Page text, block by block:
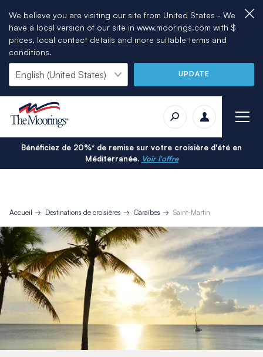
We believe you are visiting our site from United States - We
have a local version of our site in www.moorings.com with $
prices, local contact details and more suitable terms and
conditions.
UPDATE
Bénéficiez de 20%* de remise sur votre croisière d'été en
Méditerranée. Voir l'offre
Accueil Destinations de croisières Caraïbes Saint-Martin